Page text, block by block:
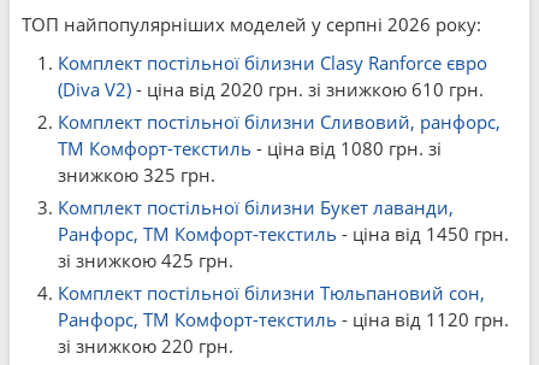
ТОП найпопулярніших моделей у серпні 2026 року:
Комплект постільної білизни Clasy Ranforce євро
(Diva V2) - ціна від 2020 грн. зі знижкою 610 грн.
Комплект постільної білизни Сливовий, ранфорс,
ТМ Комфорт-текстиль - ціна від 1080 грн. зі
знижкою 325 грн.
Комплект постільної білизни Букет лаванди,
Ранфорс, ТМ Комфорт-текстиль - ціна від 1450 грн.
зі знижкою 425 грн.
Комплект постільної білизни Тюльпановий сон,
Ранфорс, ТМ Комфорт-текстиль - ціна від 1120 грн.
зі знижкою 220 грн.